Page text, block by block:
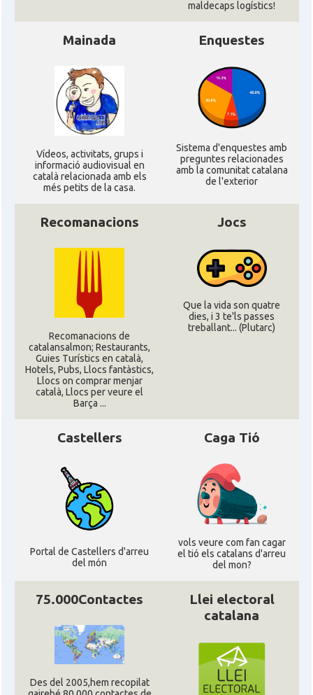
CAMON Catalans a TAMPA
CAMON Catalans a UTAH
Catalans a VIRGINIA
CAMON Catalans a WASHINGTON DC
CAMON Catalans a WISCONSIN
CAMON Catalans a WYOMING
American Institute for Catalan
Studies (AICS)
Casal Casal Català de Minnesota
Casal Casal Català del Nord de Califòrnia
Casal
Casal dels Països Catalans a
Casal Catalan Institute of America
Casal
North American Catalan Society
(NACS)
Acció
Acció Acció a New York
maldecaps logí­stics!
Mainada
Ví­deos, activitats, grups i
informació audiovisual en
català relacionada amb els
més petits de la casa.
Enquestes
Sistema d'enquestes amb
preguntes relacionades
amb la comunitat catalana
de l'exterior
Recomanacions
Recomanacions de
catalansalmon; Restaurants,
Guies Turístics en català,
Hotels, Pubs, Llocs fantàstics,
Llocs on comprar menjar
català, Llocs per veure el
Barça ...
Jocs
Que la vida son quatre
dies, i 3 te'ls passes
treballant... (Plutarc)
Castellers
Portal de Castellers d'arreu
del món
Caga Tió
vols veure com fan cagar
el tió els catalans d'arreu
del mon?
75.000Contactes
Des del 2005,hem recopilat
Llei electoral
catalana